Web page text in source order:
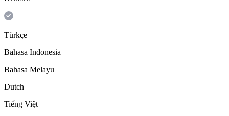
Türkçe
Bahasa Indonesia
Bahasa Melayu
Dutch
Tiếng Việt